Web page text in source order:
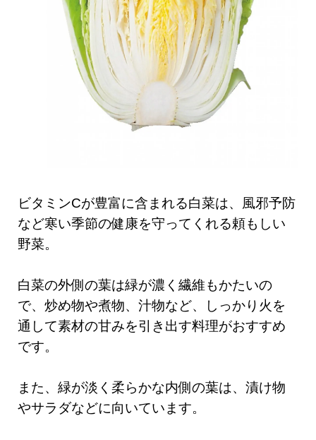
ビタミンCが豊富に含まれる白菜は、風邪予防
など寒い季節の健康を守ってくれる頼もしい
野菜。
白菜の外側の葉は緑が濃く繊維もかたいの
で、炒め物や煮物、汁物など、しっかり火を
通して素材の甘みを引き出す料理がおすすめ
です。
また、緑が淡く柔らかな内側の葉は、漬け物
やサラダなどに向いています。